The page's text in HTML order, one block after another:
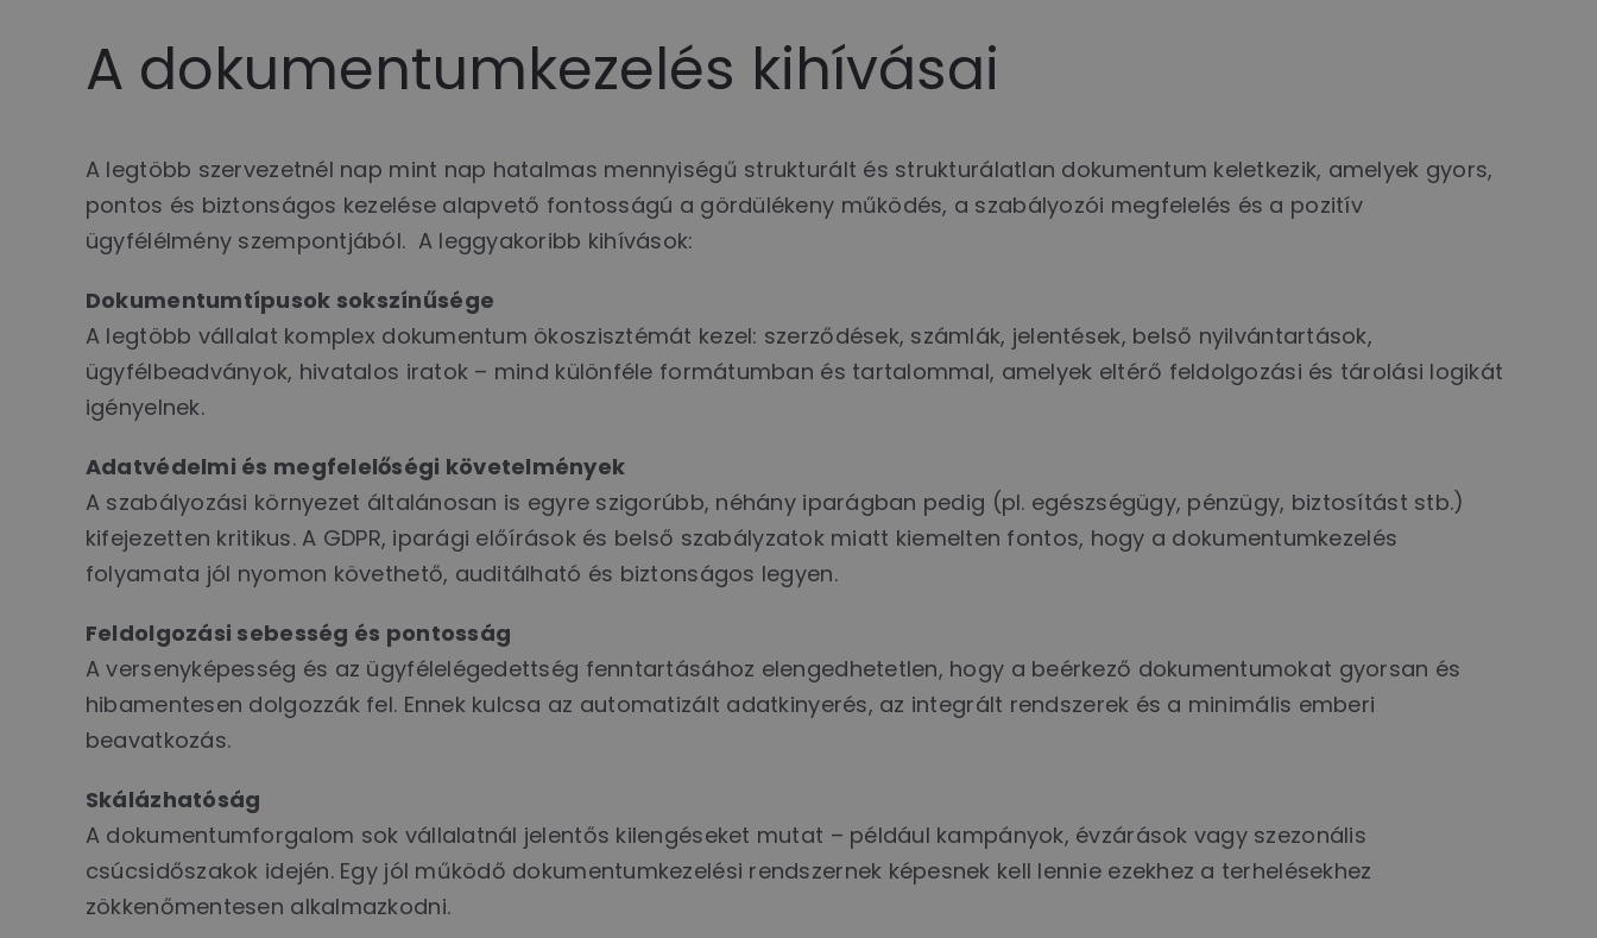
A dokumentumkezelés kihívásai
A legtöbb szervezetnél nap mint nap hatalmas mennyiségű strukturált és strukturálatlan dokumentum keletkezik, amelyek gyors,
pontos és biztonságos kezelése alapvető fontosságú a gördülékeny működés, a szabályozói megfelelés és a pozitív
ügyfélélmény szempontjából. A leggyakoribb kihívások:
Dokumentumtípusok sokszínűsége
A legtöbb vállalat komplex dokumentum ökoszisztémát kezel: szerződések, számlák, jelentések, belső nyilvántartások,
ügyfélbeadványok, hivatalos iratok – mind különféle formátumban és tartalommal, amelyek eltérő feldolgozási és tárolási logikát
igényelnek.
Adatvédelmi és megfelelőségi követelmények
A szabályozási környezet általánosan is egyre szigorúbb, néhány iparágban pedig (pl. egészségügy, pénzügy, biztosítást stb.)
kifejezetten kritikus. A GDPR, iparági előírások és belső szabályzatok miatt kiemelten fontos, hogy a dokumentumkezelés
folyamata jól nyomon követhető, auditálható és biztonságos legyen.
Feldolgozási sebesség és pontosság
A versenyképesség és az ügyfélelégedettség fenntartásához elengedhetetlen, hogy a beérkező dokumentumokat gyorsan és
hibamentesen dolgozzák fel. Ennek kulcsa az automatizált adatkinyerés, az integrált rendszerek és a minimális emberi
beavatkozás.
Skálázhatóság
A dokumentumforgalom sok vállalatnál jelentős kilengéseket mutat – például kampányok, évzárások vagy szezonális
csúcsidőszakok idején. Egy jól működő dokumentumkezelési rendszernek képesnek kell lennie ezekhez a terhelésekhez
zökkenőmentesen alkalmazkodni.